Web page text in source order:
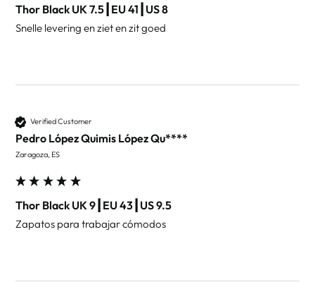
Thor Black UK 7.5┃EU 41┃US 8
Snelle levering en ziet en zit goed
Verified Customer
Pedro López Quimis López Qu****
Zaragoza, ES
Thor Black UK 9┃EU 43┃US 9.5
Zapatos para trabajar cómodos